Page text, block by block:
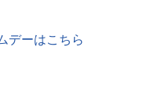
デーはこちら